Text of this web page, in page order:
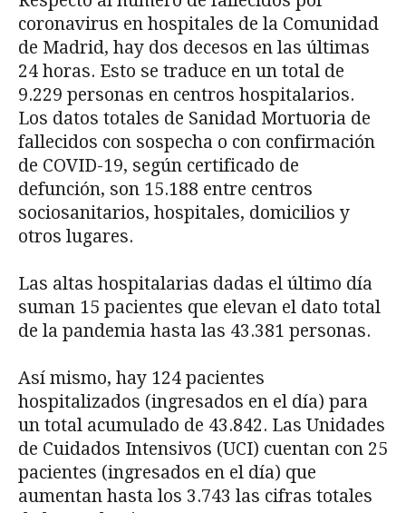
coronavirus en hospitales de la Comunidad
de Madrid, hay dos decesos en las últimas
24 horas. Esto se traduce en un total de
9.229 personas en centros hospitalarios.
Los datos totales de Sanidad Mortuoria de
fallecidos con sospecha o con confirmación
de COVID-19, según certificado de
defunción, son 15.188 entre centros
sociosanitarios, hospitales, domicilios y
otros lugares.
Las altas hospitalarias dadas el último día
suman 15 pacientes que elevan el dato total
de la pandemia hasta las 43.381 personas.
Así mismo, hay 124 pacientes
hospitalizados (ingresados en el día) para
un total acumulado de 43.842. Las Unidades
de Cuidados Intensivos (UCI) cuentan con 25
pacientes (ingresados en el día) que
aumentan hasta los 3.743 las cifras totales